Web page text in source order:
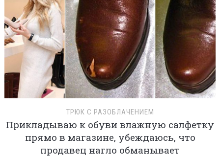
ТРЮК С РАЗОБЛАЧЕНИЕМ
Прикладываю к обуви влажную салфетку
прямо в магазине, убеждаюсь, что
продавец нагло обманывает